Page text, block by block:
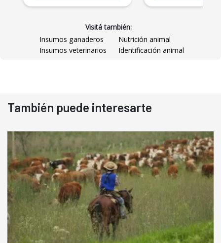
Visitá también:
Insumos ganaderos
Nutrición animal
Insumos veterinarios
Identificación animal
También puede interesarte